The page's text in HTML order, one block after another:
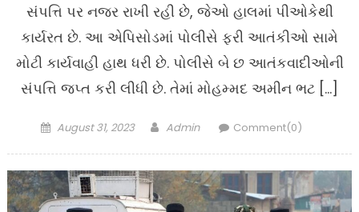
સંપત્તિ પર નજર રાખી રહી છે, જેઓ હાલમાં પીઓકેથી
કાર્યરત છે. આ એપિસોડમાં પોલીસે ફરી આતંકીઓ સામે
મોટી કાર્યવાહી હાથ ધરી છે. પોલીસે બે છ આતંકવાદીઓની
સંપત્તિ જપ્ત કરી લીધી છે. તેમાં મોહમ્મદ અમીન ભટ […]
Posted
August 31, 2023 Author
Admin Comment(0)